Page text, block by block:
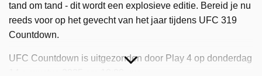
tand om tand - dit wordt een explosieve editie. Bereid je nu
reeds voor op het gevecht van het jaar tijdens UFC 319
Countdown.
UFC Countdown is uitgezonden door Play 4 op donderdag